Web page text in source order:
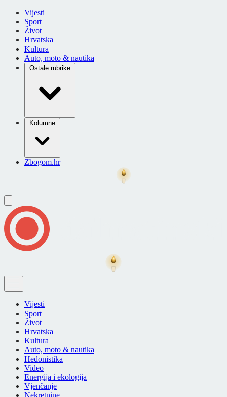
Vijesti
Sport
Život
Hrvatska
Kultura
Auto, moto & nautika
Ostale rubrike
Kolumne
Zbogom.hr
Vijesti
Sport
Život
Hrvatska
Kultura
Auto, moto & nautika
Hedonistika
Video
Energija i ekologija
Vjenčanje